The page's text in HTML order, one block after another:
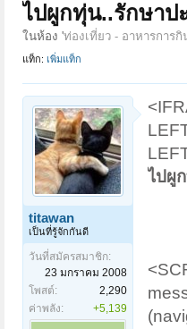
ไปผูกทุ่น..รักษาป
ในห้อง 'ท่องเที่ยว - อาหารการกิ
แท็ก: เพิ่มแท็ก
titawan
เป็นที่รู้จักกันดี
วันที่สมัครสมาชิก:
23 มกราคม 2008
โพสต์:
2,290
ค่าพลัง:
+5,139
ไปผู